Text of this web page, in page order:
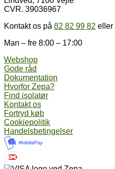
CVR. 39036967
Kontakt os på 82 82 99 82 eller
Man – fre 8:00 – 17:00
Webshop
Gode råd
Dokumentation
Hvorfor Zepa?
Find isolatør
Kontakt os
Fortryd køb
Cookiepolitik
Handelsbetingelser